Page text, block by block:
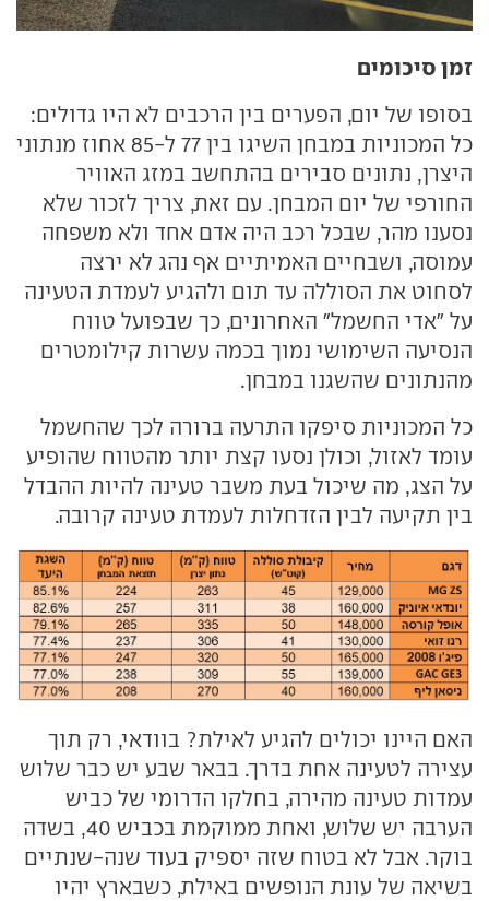
זמן סיכומים
בסופו של יום, הפערים בין הרכבים לא היו גדולים:
כל המכוניות במבחן השיגו בין 77 ל-85 אחוז מנתוני
היצרן, נתונים סבירים בהתחשב במזג האוויר
החורפי של יום המבחן. עם זאת, צריך לזכור שלא
נסענו מהר, שבכל רכב היה אדם אחד ולא משפחה
עמוסה, ושבחיים האמיתיים אף נהג לא ירצה
לסחוט את הסוללה עד תום ולהגיע לעמדת הטעינה
על "אדי החשמל" האחרונים, כך שבפועל טווח
הנסיעה השימושי נמוך בכמה עשרות קילומטרים
מהנתונים שהשגנו במבחן.
כל המכוניות סיפקו התרעה ברורה לכך שהחשמל
עומד לאזול, וכולן נסעו קצת יותר מהטווח שהופיע
על הצג, מה שיכול בעת משבר טעינה להיות ההבדל
בין תקיעה לבין הזדחלות לעמדת טעינה קרובה.
האם היינו יכולים להגיע לאילת? בוודאי, רק תוך
עצירה לטעינה אחת בדרך. בבאר שבע יש כבר שלוש
עמדות טעינה מהירה, בחלקו הדרומי של כביש
הערבה יש שלוש, ואחת ממוקמת בכביש 40, בשדה
בוקר. אבל לא בטוח שזה יספיק בעוד שנה-שנתיים
בשיאה של עונת הנופשים באילת, כשבארץ יהיו